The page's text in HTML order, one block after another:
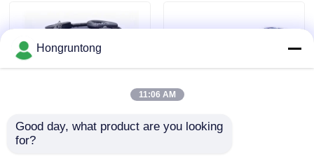
উদ্ধৃতির জন্য আবেদন
ডক রাবার ফেন্ডার
Yokohama Rubber
Hongruntong
11:06 AM
Good day, what product are you looking
for?